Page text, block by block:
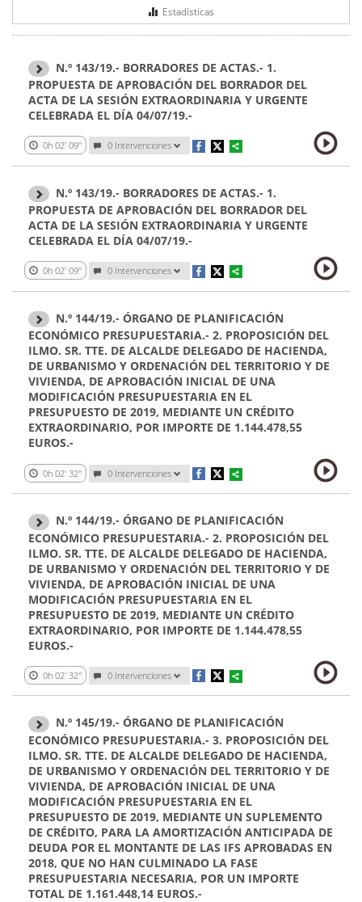
Estadísticas
N.º 143/19.- BORRADORES DE ACTAS.- 1.
PROPUESTA DE APROBACIÓN DEL BORRADOR DEL
ACTA DE LA SESIÓN EXTRAORDINARIA Y URGENTE
CELEBRADA EL DÍA 04/07/19.-
0h 02' 09'' 0 Intervenciones
N.º 143/19.- BORRADORES DE ACTAS.- 1.
PROPUESTA DE APROBACIÓN DEL BORRADOR DEL
ACTA DE LA SESIÓN EXTRAORDINARIA Y URGENTE
CELEBRADA EL DÍA 04/07/19.-
0h 02' 09'' 0 Intervenciones
N.º 144/19.- ÓRGANO DE PLANIFICACIÓN
ECONÓMICO PRESUPUESTARIA.- 2. PROPOSICIÓN DEL
ILMO. SR. TTE. DE ALCALDE DELEGADO DE HACIENDA,
DE URBANISMO Y ORDENACIÓN DEL TERRITORIO Y DE
VIVIENDA, DE APROBACIÓN INICIAL DE UNA
MODIFICACIÓN PRESUPUESTARIA EN EL
PRESUPUESTO DE 2019, MEDIANTE UN CRÉDITO
EXTRAORDINARIO, POR IMPORTE DE 1.144.478,55
EUROS.-
0h 02' 32'' 0 Intervenciones
N.º 144/19.- ÓRGANO DE PLANIFICACIÓN
ECONÓMICO PRESUPUESTARIA.- 2. PROPOSICIÓN DEL
ILMO. SR. TTE. DE ALCALDE DELEGADO DE HACIENDA,
DE URBANISMO Y ORDENACIÓN DEL TERRITORIO Y DE
VIVIENDA, DE APROBACIÓN INICIAL DE UNA
MODIFICACIÓN PRESUPUESTARIA EN EL
PRESUPUESTO DE 2019, MEDIANTE UN CRÉDITO
EXTRAORDINARIO, POR IMPORTE DE 1.144.478,55
EUROS.-
0h 02' 32'' 0 Intervenciones
N.º 145/19.- ÓRGANO DE PLANIFICACIÓN
ECONÓMICO PRESUPUESTARIA.- 3. PROPOSICIÓN DEL
ILMO. SR. TTE. DE ALCALDE DELEGADO DE HACIENDA,
DE URBANISMO Y ORDENACIÓN DEL TERRITORIO Y DE
VIVIENDA, DE APROBACIÓN INICIAL DE UNA
MODIFICACIÓN PRESUPUESTARIA EN EL
PRESUPUESTO DE 2019, MEDIANTE UN SUPLEMENTO
DE CRÉDITO, PARA LA AMORTIZACIÓN ANTICIPADA DE
DEUDA POR EL MONTANTE DE LAS IFS APROBADAS EN
2018, QUE NO HAN CULMINADO LA FASE
PRESUPUESTARIA NECESARIA, POR UN IMPORTE
TOTAL DE 1.161.448,14 EUROS.-